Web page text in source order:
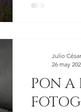
PON A
Julio
26 may